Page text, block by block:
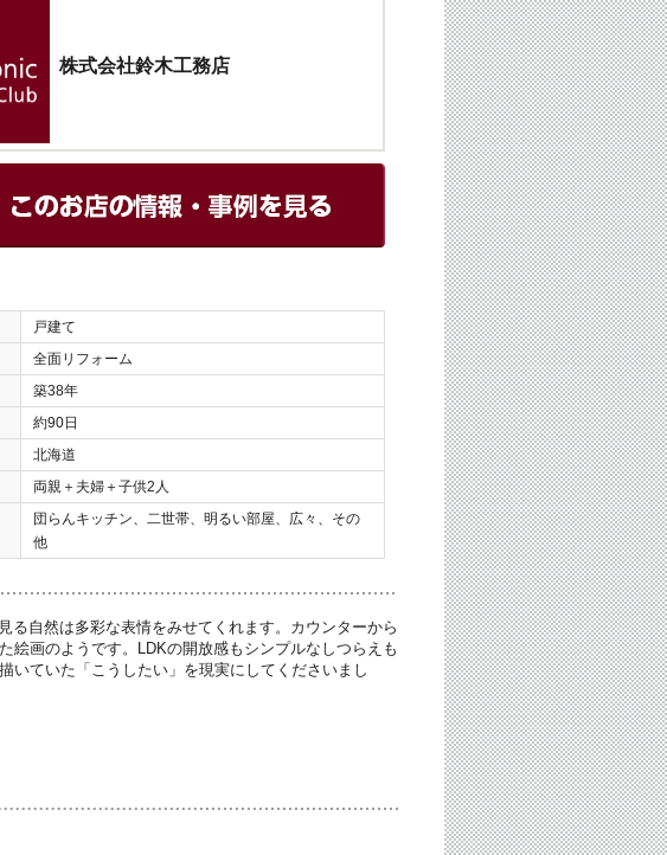
株式会社鈴木工務店
戸建て
全面リフォーム
築38年
約90日
北海道
両親＋夫婦＋子供2人
団らんキッチン、二世帯、明るい部屋、広々、その
他
自然は多彩な表情をみせてくれます。カウンターから
絵画のようです。LDKの開放感もシンプルなしつらえも
いていた「こうしたい」を現実にしてくださいまし